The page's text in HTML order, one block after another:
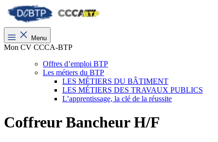
Menu
Mon CV CCCA-BTP
Offres d’emploi BTP
Les métiers du BTP
LES MÉTIERS DU BÂTIMENT
LES MÉTIERS DES TRAVAUX PUBLICS
L’apprentissage, la clé de la réussite
Coffreur Bancheur H/F